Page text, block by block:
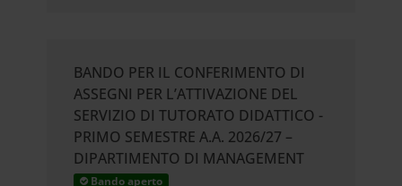
BANDO PER IL CONFERIMENTO DI
ASSEGNI PER L’ATTIVAZIONE DEL
SERVIZIO DI TUTORATO DIDATTICO -
PRIMO SEMESTRE A.A. 2026/27 –
DIPARTIMENTO DI MANAGEMENT
Bando aperto